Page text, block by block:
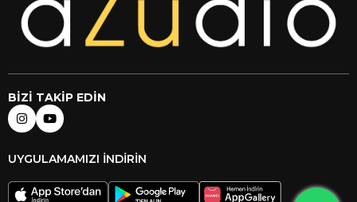
BİZİ TAKİP EDİN
UYGULAMAMIZI İNDİRİN